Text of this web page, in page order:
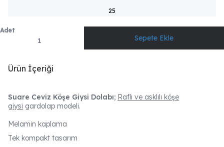
25
Adet
Ürün İçeriği
Suare Ceviz Köşe Giysi Dolabı; Raflı ve asklılı köşe
giysi gardolap modeli.
Melamin kaplama
Tek kompakt tasarım